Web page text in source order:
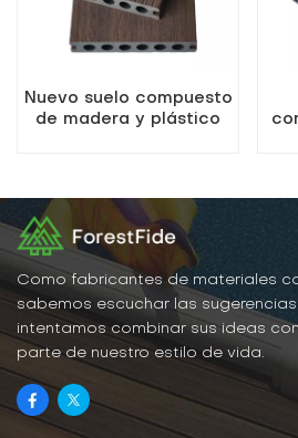
Nuevo suelo compuesto
de madera y plástico
Como fabricantes de materiales
sabemos escuchar las
intentamos combinar sus ideas
parte de nuestro estilo de vida.